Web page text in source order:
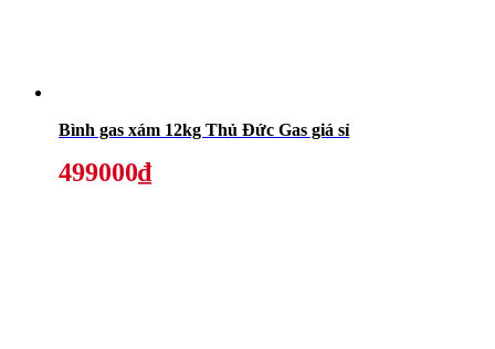
Bình gas xám 12kg Thủ Đức Gas giá sỉ
499000₫